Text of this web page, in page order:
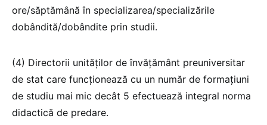
ore/săptămână în specializarea/specializările
dobândită/dobândite prin studii.
(4) Directorii unităților de învățământ preuniversitar
de stat care funcționează cu un număr de formațiuni
de studiu mai mic decât 5 efectuează integral norma
didactică de predare.